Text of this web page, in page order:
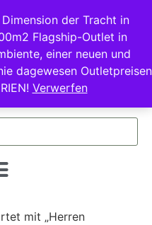
der Tracht in
Flagship-Outlet in
einer neuen und
dagewesen Outletpreisen
Verwerfen
mit „Herren